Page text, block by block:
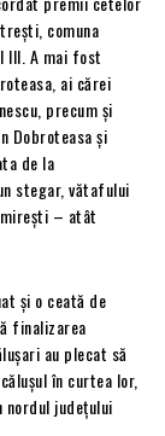
comuna
III. A mai fost
ai cărei
precum și
Dobroteasa și
de la
stegar, vătafului
– atât
și o ceată de
finalizarea
au plecat să
în curtea lor,
județului